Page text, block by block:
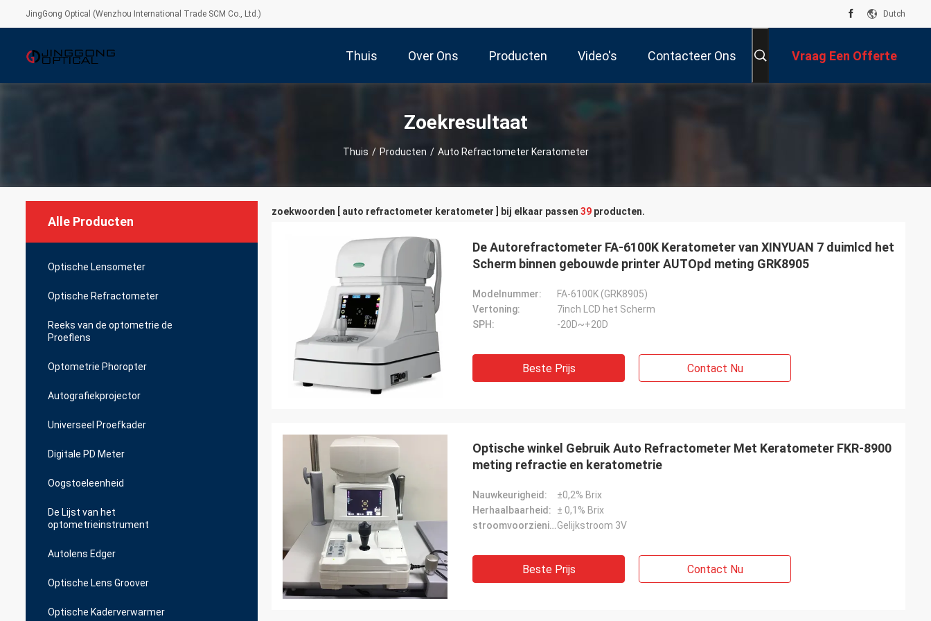
JingGong Optical (Wenzhou International Trade SCM Co., Ltd.) Dutch
Thuis Over Ons Producten Video's Contacteer Ons Vraag Een Offerte
Zoekresultaat
Thuis / Producten / Auto Refractometer Keratometer
Alle Producten
Optische Lensometer
Optische Refractometer
Reeks van de optometrie de
Proeflens
Optometrie Phoropter
Autografiekprojector
Universeel Proefkader
Digitale PD Meter
Oogstoeleenheid
De Lijst van het
optometrieinstrument
Autolens Edger
Optische Lens Groover
Optische Kaderverwarmer
zoekwoorden [ auto refractometer keratometer ] bij elkaar passen 39 producten.
De Autorefractometer FA-6100K Keratometer van XINYUAN 7 duimlcd het
Scherm binnen gebouwde printer AUTOpd meting GRK8905
Modelnummer:
FA-6100K (GRK8905)
Vertoning:
7inch LCD het Scherm
SPH:
-20D~+20D
Beste Prijs Contact Nu
Optische winkel Gebruik Auto Refractometer Met Keratometer FKR-8900
meting refractie en keratometrie
Nauwkeurigheid:
±0,2% Brix
Herhaalbaarheid:
± 0,1% Brix
stroomvoorziening:Gelijkstroom 3V
Beste Prijs Contact Nu